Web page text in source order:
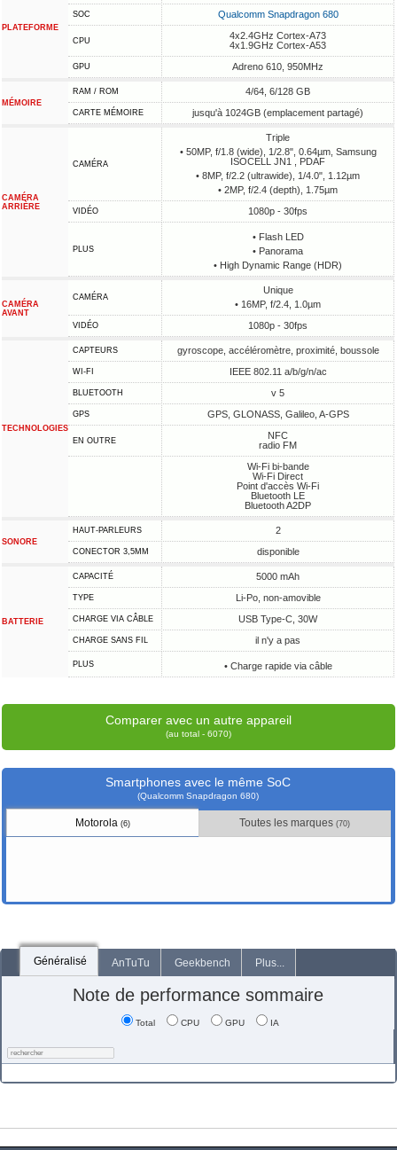
PLATEFORME
SOC Qualcomm Snapdragon 680
CPU
4x2.4GHz Cortex-A73
4x1.9GHz Cortex-A53
GPU Adreno 610, 950MHz
MÉMOIRE
RAM / ROM 4/64, 6/128 GB
CARTE MÉMOIRE jusqu'à 1024GB (emplacement partagé)
CAMÉRA
ARRIÈRE
CAMÉRA
Triple
• 50MP, f/1.8 (wide), 1/2.8", 0.64µm, Samsung
ISOCELL JN1 , PDAF
• 8MP, f/2.2 (ultrawide), 1/4.0", 1.12µm
• 2MP, f/2.4 (depth), 1.75µm
VIDÉO 1080p - 30fps
PLUS
• Flash LED
• Panorama
• High Dynamic Range (HDR)
CAMÉRA
AVANT
CAMÉRA
Unique
• 16MP, f/2.4, 1.0µm
VIDÉO 1080p - 30fps
TECHNOLOGIES
CAPTEURS gyroscope, accéléromètre, proximité, boussole
WI-FI IEEE 802.11 a/b/g/n/ac
BLUETOOTH v 5
GPS GPS, GLONASS, Galileo, A-GPS
EN OUTRE
NFC
radio FM
Wi-Fi bi-bande
Wi-Fi Direct
Point d'accès Wi-Fi
Bluetooth LE
Bluetooth A2DP
SONORE
HAUT-PARLEURS 2
CONECTOR 3,5MM disponible
BATTERIE
CAPACITÉ 5000 mAh
TYPE Li-Po, non-amovible
CHARGE VIA CÂBLE USB Type-C, 30W
CHARGE SANS FIL il n'y a pas
PLUS • Charge rapide via câble
Comparer avec un autre appareil
(au total - 6070)
Smartphones avec le même SoC
(Qualcomm Snapdragon 680)
Motorola (6) Toutes les marques(70)
Généralisé AnTuTu Geekbench Plus...
Note de performance sommaire
Total CPU GPU IA